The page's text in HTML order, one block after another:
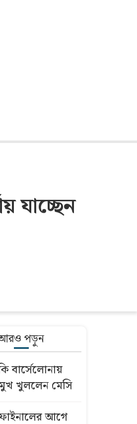
যাচ্ছেন
পড়ুন
বার্সেলোনায়
মুখ খুললেন মেসি
আগে